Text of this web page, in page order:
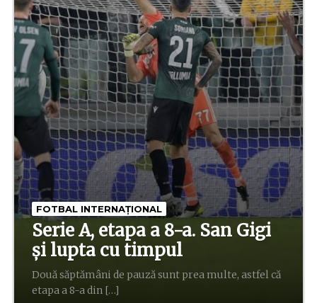
FOTBAL INTERNAȚIONAL
Serie A, etapa a 8-a. San Gigi
și lupta cu timpul
Două săptămâni de pauză sunt prea multe, astfel că
etapa a 8-a din […]